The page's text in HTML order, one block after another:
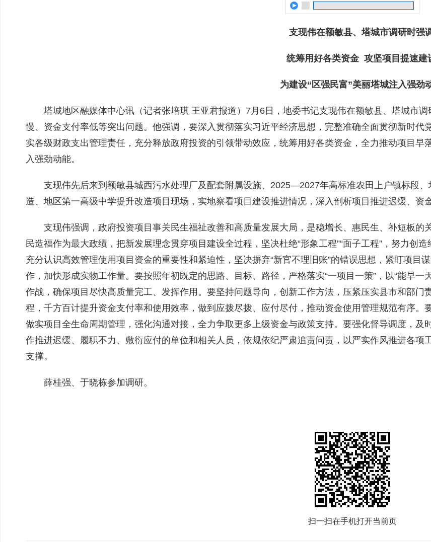
支现伟在额敏县、塔城市调研时强
统筹用好各类资金 攻坚项目提速建
为建设“区强民富”美丽塔城注入强劲
塔城地区融媒体中心讯（记者张培琪 王亚君报道） 7 月 6 日， 地委书记支现伟在额敏县、塔城市调
慢、资金支付率低等突出问题。他强调，要深入贯彻落实习近平经济思想，完整准确全面贯彻新时
实各级财政支出管理责任，充分释放政府投资的引领带动效应，统筹用好各类资金，全力推动项目早
入强劲动能。
支现伟先后来到额敏县城西污水处理厂及配套附属设施、 2025—2027年高标准农田上户镇标段
造、地区第一高级中学提升改造项目现场，实地察看项目建设推进情况，深入剖析项目推进迟缓、资
支现伟强调，政府投资项目事关民生福祉改善和高质量发展大局，是稳增长、惠民生、补短板的
民造福作为最大政绩，把新发展理念贯穿项目建设全过程，坚决杜绝“形象工程”“面子工程”，努力创
充分认识高效管理使用项目资金的重要性和紧迫性，坚决摒弃“新官不理旧账”的错误思想，紧盯项目
作，加快形成实物工作量。 要按照年初既定的思路、目标、路径，严格落实“一项目一策”， 以“能早一
作战， 确保项目尽快高质量完工、发挥作用。 要坚持问题导向，创新工作方法，压紧压实县市和部门
程，千方百计提升资金支付率和使用效率，做到应拨尽拨、应付尽付，推动资金使用管理规范有序。
做实项目全生命周期管理，强化沟通对接，全力争取更多上级资金与政策支持。 要强化督导调度，及
作推进迟缓、履职不力、敷衍应付的单位和相关人员，依规依纪严肃追责问责，以严实作风推进各
支撑。
薛桂强、于晓栋参加调研。
扫一扫在手机打开当前页